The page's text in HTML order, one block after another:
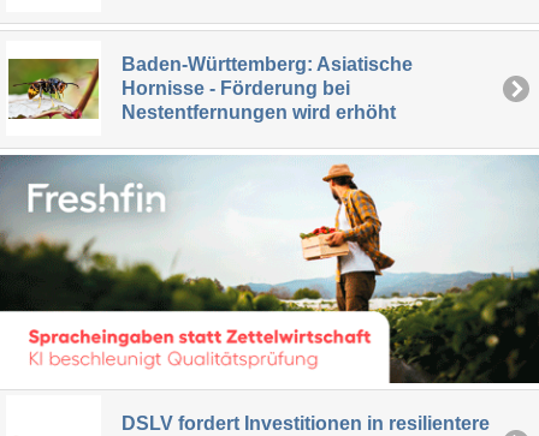
Baden-Württemberg: Asiatische
Hornisse - Förderung bei
Nestentfernungen wird erhöht
DSLV fordert Investitionen in resilientere